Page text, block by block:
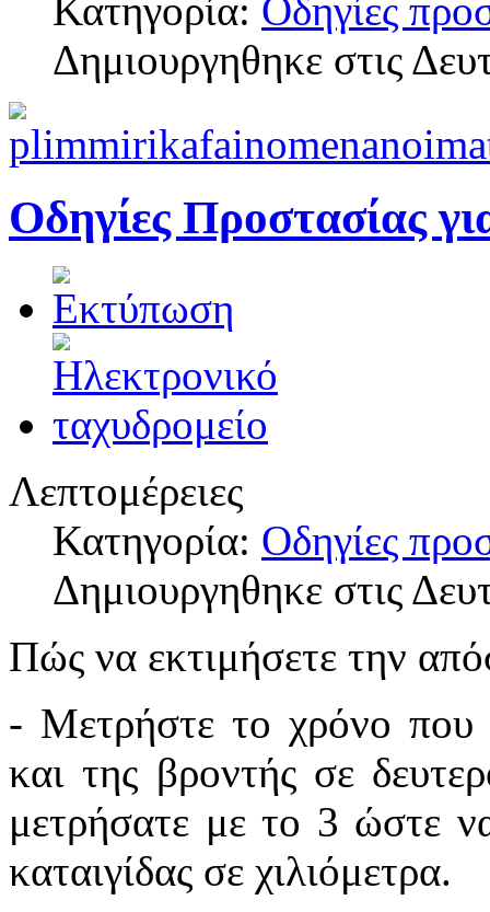
Κατηγορία: Οδηγίες
Δημιουργηθηκε στις
Οδηγίες Προστασίας
Λεπτομέρειες
Κατηγορία: Οδηγίες
Δημιουργηθηκε στις
Πώς να εκτιμήσετε την
- Μετρήστε το χρόνο που
και της βροντής σε
μετρήσατε με το 3 ώστε
καταιγίδας σε χιλιόμετρα.